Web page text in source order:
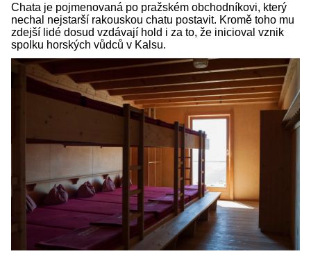
Chata je pojmenovaná po pražském obchodníkovi, který
nechal nejstarší rakouskou chatu postavit. Kromě toho mu
zdejší lidé dosud vzdávají hold i za to, že inicioval vznik
spolku horských vůdců v Kalsu.